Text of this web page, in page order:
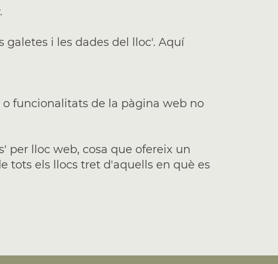
.
i les dades del lloc'. Aquí
o funcionalitats de la pàgina web no
per lloc web, cosa que ofereix un
tots els llocs tret d'aquells en què es